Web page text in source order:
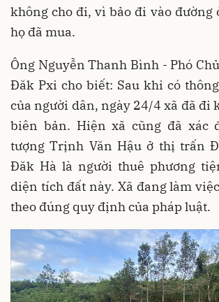
không cho đi, vì bảo đi vào đường
họ đã mua.
Ông Nguyễn Thanh Bình - Phó
Đăk Pxi cho biết: Sau khi có
của người dân, ngày 24/4 xã đã đi
biên bản. Hiện xã cũng đã xác
tượng Trịnh Văn Hậu ở thị trấn
Đăk Hà là người thuê phương
diện tích đất này. Xã đang làm
theo đúng quy định của pháp luật.